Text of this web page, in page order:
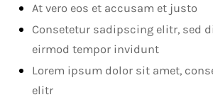
At vero eos et accusam et justo
Consetetur sadipscing elitr, sed
eirmod tempor invidunt
Lorem ipsum dolor sit amet,
elitr